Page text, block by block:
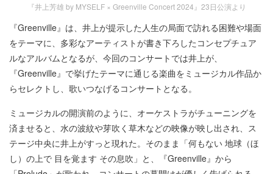
『井上芳雄 by MYSELF × Greenville Concert 2024』23日公演より
『Greenville』は、井上が提示した人生の局面で訪れる困難や場面
をテーマに、多彩なアーティストが書き下ろしたコンセプチュア
ルなアルバムとなるが、今回のコンサートでは井上が、
『Greenville』で挙げたテーマに通じる楽曲をミュージカル作品か
らセレクトし、歌いつなげるコンサートとなる。
ミュージカルの開演前のように、オーケストラがチューニングを
済ませると、水の波紋や芽吹く草木などの映像が映し出され、ス
テージ中央に井上がすっと現れた。そのまま「何もない 地球（ほ
し）の上で 目を覚ます その息吹」と、『Greenville』から